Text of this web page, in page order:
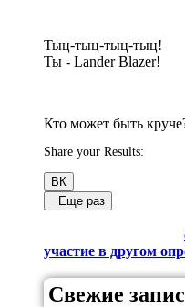
Тыц-тыц-тыц-тыц!
Ты - Lander Blazer!
Кто может быть
Share your Results:
ВК
Еще раз
участие в другом
Свежие